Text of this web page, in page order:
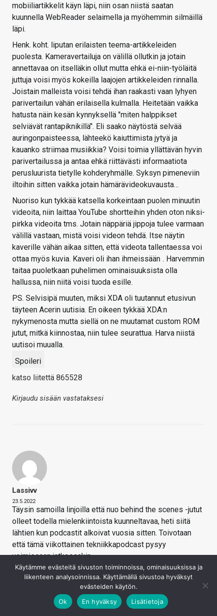
mobiiliartikkelit käyn läpi, niin osan niistä saatan
kuunnella WebReader selaimella ja myöhemmin silmäillä
läpi.
Henk. koht. liputan erilaisten teema-artikkeleiden
puolesta. Kameravertailuja on välillä ollutkin ja jotain
annettavaa on itselläkin ollut mutta ehkä ei-niin-työläitä
juttuja voisi myös kokeilla laajojen artikkeleiden rinnalla.
Joistain malleista voisi tehdä ihan raakasti vaan lyhyen
parivertailun vähän erilaisella kulmalla. Heitetään vaikka
hatusta näin kesän kynnyksellä "miten halppikset
selviävät rantapiknikillä". Eli saako näytöstä selvää
auringonpaisteessa, lähteekö kaiuttimista jytyä ja
kauanko striimaa musiikkia? Voisi toimia yllättävän hyvin
parivertailussa ja antaa ehkä riittävästi informaatiota
perusluurista tietylle kohderyhmälle. Syksyn pimeneviin
iltoihin sitten vaikka jotain hämärävideokuvausta…
Nuoriso kun tykkää katsella korkeintaan puolen minuutin
videoita, niin laittaa YouTube shortteihin yhden oton niksi-
pirkka videoita tms. Jotain näppäriä jippoja tulee varmaan
välillä vastaan, mistä voisi videon tehdä. Itse näytin
kaverille vähän aikaa sitten, että videota tallentaessa voi
ottaa myös kuvia. Kaveri oli ihan ihmeissään . Harvemmin
taitaa puoletkaan puhelimen ominaisuuksista olla
hallussa, niin niitä voisi tuoda esille.
PS. Selvisipä muuten, miksi XDA oli tuutannut etusivun
täyteen Acerin uutisia. En oikeen tykkää XDA:n
nykymenosta mutta siellä on ne muutamat custom ROM
jutut, mitkä kiinnostaa, niin tulee seurattua. Harva niistä
uutisoi muualla.
Spoileri
katso liitettä 865528
Kirjaudu sisään vastataksesi
Lassivv
23.5.2022
Täysin samoilla linjoilla että nuo behind the scenes -jutut
olleet todella mielenkiintoista kuunneltavaa, heti siitä
lähtien kun podcastit alkoivat vuosia sitten. Toivotaan
että tämä viikottainen tekniikkapodcast pysyy
voimissaan jatkossakin.
Kirjaudu sisään vastataksesi
Käytämme evästeitä sivuston toiminnoissa, ominaisuuksissa ja
liikenteen analysoinnissa. Käyttämällä sivustoa hyväksyt
evästeiden käytön.
Ok
En hyväksy Lisätietoja